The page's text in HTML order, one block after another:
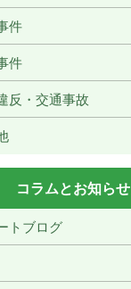
件
件
反・交通事故
コラムとお知らせ
トブログ